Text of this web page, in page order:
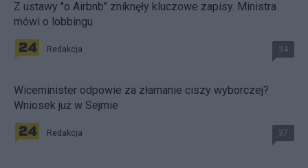
Z ustawy "o Airbnb" zniknęły kluczowe zapisy. Ministra
mówi o lobbingu
Redakcja 34
Wiceminister odpowie za złamanie ciszy wyborczej?
Wniosek już w Sejmie
Redakcja 37